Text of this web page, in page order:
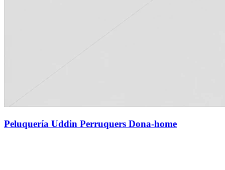
Peluquería Uddin Perruquers Dona-home